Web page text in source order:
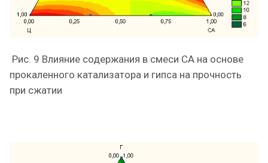
Рис. 9 Влияние содержания в смеси СА на основе
прокаленного катализатора и гипса на прочность
при сжатии